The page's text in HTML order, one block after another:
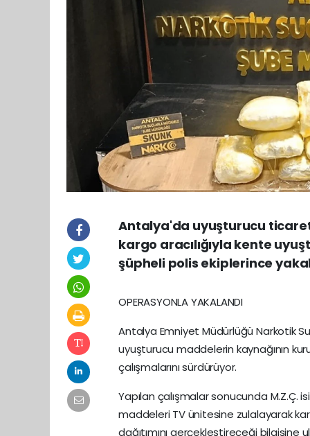
Antalya'da uyuşturucu
kargo aracılığıyla kente
şüpheli polis ekiplerince
OPERASYONLA YAKALANDI
Antalya Emniyet Müdürlüğü Narkotik
uyuşturucu maddelerin kaynağının
çalışmalarını sürdürüyor.
Yapılan çalışmalar sonucunda M.Z.Ç.
maddeleri TV ünitesine zulalayarak
dağıtımını gerçekleştireceği bilgisine